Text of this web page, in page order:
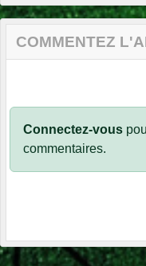
COMMENTEZ
Connectez-vous
commentaires.